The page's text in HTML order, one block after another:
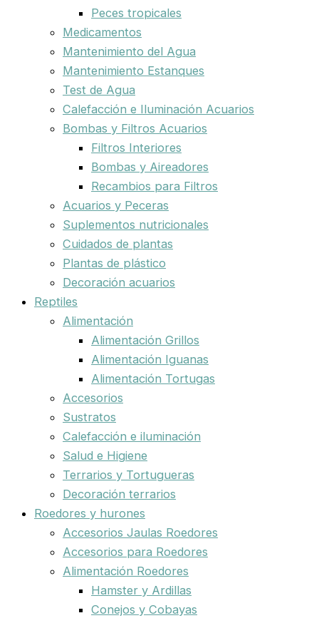
Peces tropicales
Medicamentos
Mantenimiento del Agua
Mantenimiento Estanques
Test de Agua
Calefacción e Iluminación Acuarios
Bombas y Filtros Acuarios
Filtros Interiores
Bombas y Aireadores
Recambios para Filtros
Acuarios y Peceras
Suplementos nutricionales
Cuidados de plantas
Plantas de plástico
Decoración acuarios
Reptiles
Alimentación
Alimentación Grillos
Alimentación Iguanas
Alimentación Tortugas
Accesorios
Sustratos
Calefacción e iluminación
Salud e Higiene
Terrarios y Tortugueras
Decoración terrarios
Roedores y hurones
Accesorios Jaulas Roedores
Accesorios para Roedores
Alimentación Roedores
Hamster y Ardillas
Conejos y Cobayas